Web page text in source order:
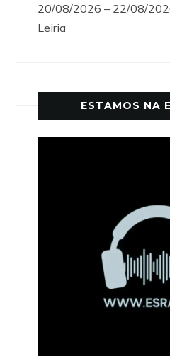
20/08/2026 – 22/08/
Leiria
ESTAMOS NA